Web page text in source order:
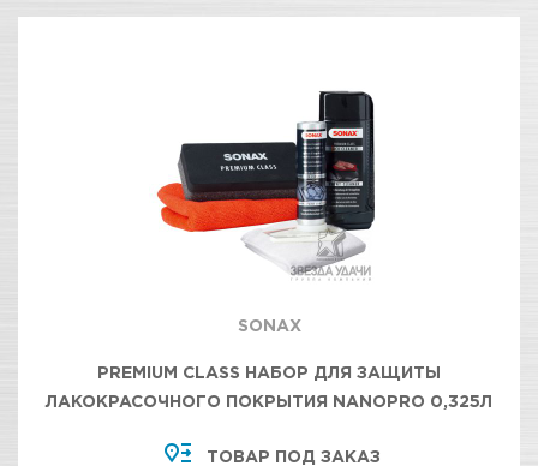
SONAX
PREMIUM CLASS НАБОР ДЛЯ ЗАЩИТЫ
ЛАКОКРАСОЧНОГО ПОКРЫТИЯ NANOPRO 0,325Л
ТОВАР ПОД ЗАКАЗ